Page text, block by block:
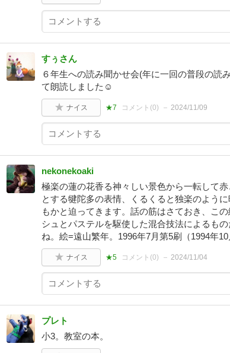
すぅさん
６年生への読み聞かせ会(年に一回の普段の読
て朗読しました☺️
ナイス ★7 コメント(0) 2024/11/09
nekonekoaki
極楽の蓮の花香る神々しい景色から一転して
とする犍陀多の表情、くるくると独楽のよう
もかと迫ってきます。話の筋はさておき、こ
シュとパステルを駆使した混合技法によるも
ね。絵=遠山繁年。1996年7月第5刷（1994年10
ナイス ★5 コメント(0) 2024/11/04
プレト
小3。教室の本。